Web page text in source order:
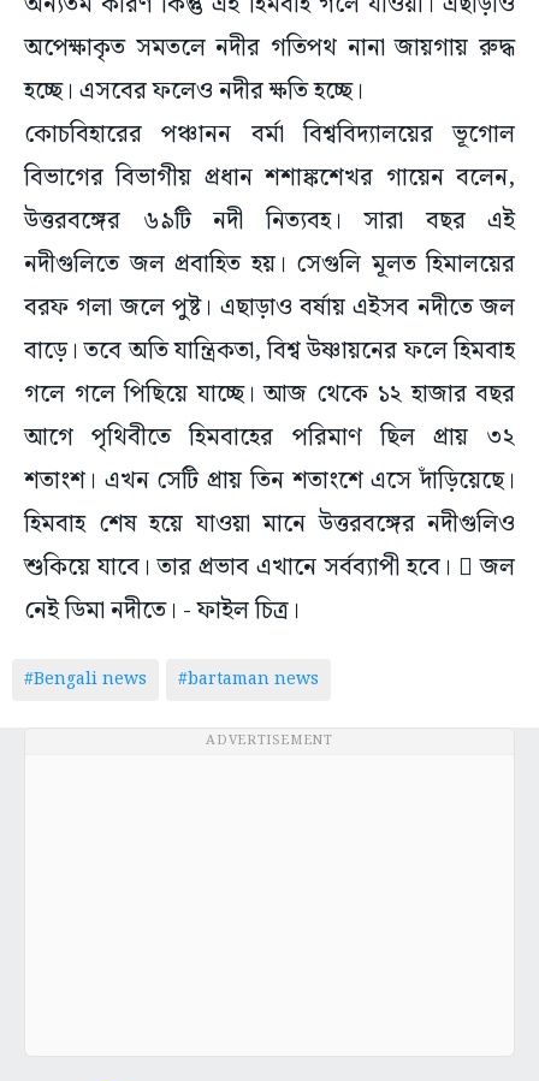
অপেক্ষাকৃত সমতলে নদীর গতিপথ নানা জায়গায় রুদ্ধ
হচ্ছে। এসবের ফলেও নদীর ক্ষতি হচ্ছে।
কোচবিহারের পঞ্চানন বর্মা বিশ্ববিদ্যালয়ের ভূগোল
বিভাগের বিভাগীয় প্রধান শশাঙ্কশেখর গায়েন বলেন,
উত্তরবঙ্গের ৬৯টি নদী নিত্যবহ। সারা বছর এই
নদীগুলিতে জল প্রবাহিত হয়। সেগুলি মূলত হিমালয়ের
বরফ গলা জলে পুষ্ট। এছাড়াও বর্ষায় এইসব নদীতে জল
বাড়ে। তবে অতি যান্ত্রিকতা, বিশ্ব উষ্ণায়নের ফলে হিমবাহ
গলে গলে পিছিয়ে যাচ্ছে। আজ থেকে ১২ হাজার বছর
আগে পৃথিবীতে হিমবাহের পরিমাণ ছিল প্রায় ৩২
শতাংশ। এখন সেটি প্রায় তিন শতাংশে এসে দাঁড়িয়েছে।
হিমবাহ শেষ হয়ে যাওয়া মানে উত্তরবঙ্গের নদীগুলিও
শুকিয়ে যাবে। তার প্রভাব এখানে সর্বব্যাপী হবে।  জল
নেই ডিমা নদীতে। - ফাইল চিত্র।
#Bengali news #bartaman news
ADVERTISEMENT